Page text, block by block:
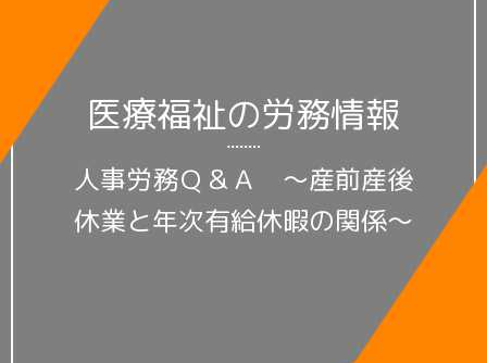
医療福祉の労務情報
人事労務Ｑ＆Ａ ～産前産後
休業と年次有給休暇の関係～